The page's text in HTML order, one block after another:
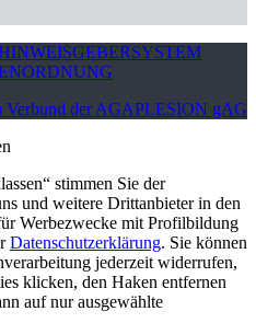
Verbund der AGAPLESION gAG
stimmen Sie der
und weitere Drittanbieter in den
Werbezwecke mit Profilbildung
Datenschutzerklärung. Sie können
jederzeit widerrufen,
klicken, den Haken entfernen
auf nur ausgewählte